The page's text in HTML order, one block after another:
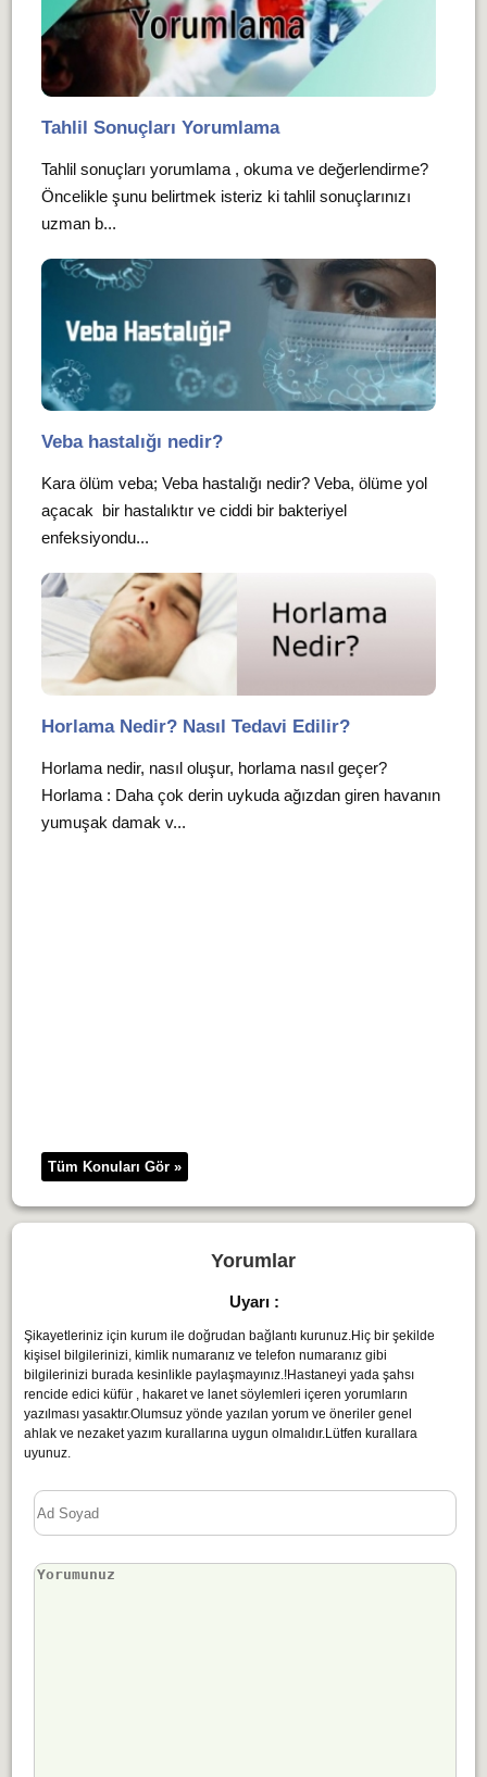
Tahlil Sonuçları Yorumlama
Tahlil sonuçları yorumlama , okuma ve değerlendirme?
Öncelikle şunu belirtmek isteriz ki tahlil sonuçlarınızı
uzman b...
Veba hastalığı nedir?
Kara ölüm veba; Veba hastalığı nedir? Veba, ölüme yol
açacak bir hastalıktır ve ciddi bir bakteriyel
enfeksiyondu...
Horlama Nedir? Nasıl Tedavi Edilir?
Horlama nedir, nasıl oluşur, horlama nasıl geçer?
Horlama : Daha çok derin uykuda ağızdan giren havanın
yumuşak damak v...
Tüm Konuları Gör »
Yorumlar
Uyarı :
Şikayetleriniz için kurum ile doğrudan bağlantı kurunuz.Hiç bir şekilde
kişisel bilgilerinizi, kimlik numaranız ve telefon numaranız gibi
bilgilerinizi burada kesinlikle paylaşmayınız.!Hastaneyi yada şahsı
rencide edici küfür , hakaret ve lanet söylemleri içeren yorumların
yazılması yasaktır.Olumsuz yönde yazılan yorum ve öneriler genel
ahlak ve nezaket yazım kurallarına uygun olmalıdır.Lütfen kurallara
uyunuz.